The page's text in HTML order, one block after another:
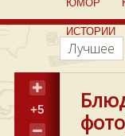
ЮМОР
ИСТОРИИ
Лучшее
+5